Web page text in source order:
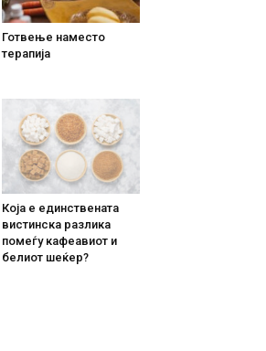
Готвење наместо
терапија
Која е единствената
вистинска разлика
помеѓу кафеавиот и
белиот шеќер?